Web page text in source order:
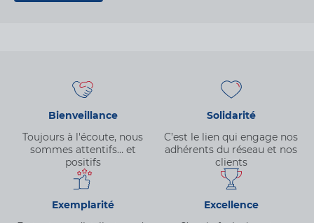
Bienveillance
Toujours à l'écoute, nous
sommes attentifs… et
positifs
Solidarité
C’est le lien qui engage nos
adhérents du réseau et nos
clients
Exemplarité
Excellence